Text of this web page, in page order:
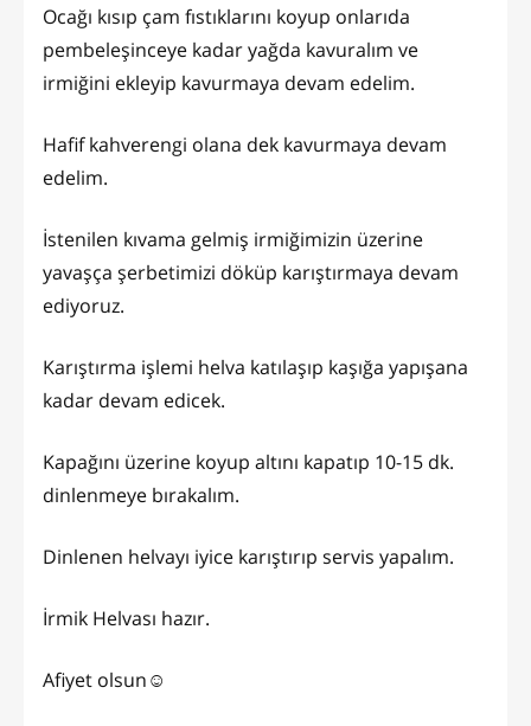
Ocağı kısıp çam fıstıklarını koyup onlarıda
pembeleşinceye kadar yağda kavuralım ve
irmiğini ekleyip kavurmaya devam edelim.
Hafif kahverengi olana dek kavurmaya devam
edelim.
İstenilen kıvama gelmiş irmiğimizin üzerine
yavaşça şerbetimizi döküp karıştırmaya devam
ediyoruz.
Karıştırma işlemi helva katılaşıp kaşığa yapışana
kadar devam edicek.
Kapağını üzerine koyup altını kapatıp 10-15 dk.
dinlenmeye bırakalım.
Dinlenen helvayı iyice karıştırıp servis yapalım.
İrmik Helvası hazır.
Afiyet olsun☺️